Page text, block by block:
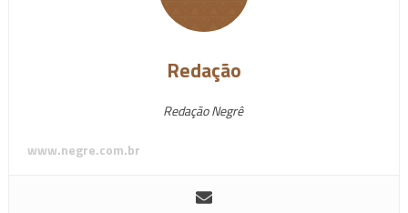
Redação
Redação Negrê
www.negre.com.br